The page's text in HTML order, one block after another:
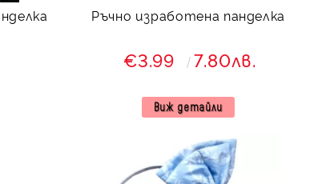
Ръчно изработена панделка
€3.99 7.80лв.
Виж детайли